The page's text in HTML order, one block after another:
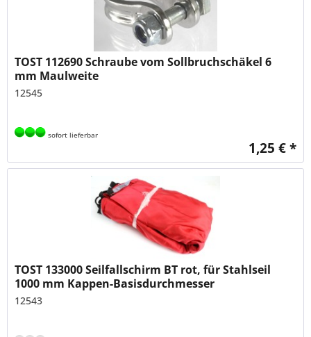
TOST 112690 Schraube vom Sollbruchschäkel 6
mm Maulweite
12545
sofort lieferbar
1,25 € *
TOST 133000 Seilfallschirm BT rot, für Stahlseil
1000 mm Kappen-Basisdurchmesser
12543